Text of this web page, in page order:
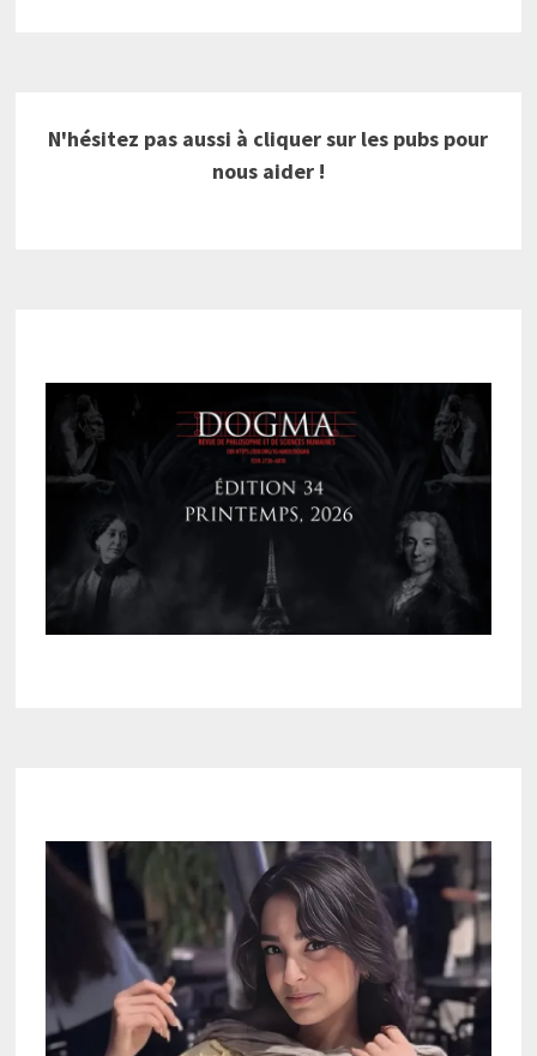
N'hésitez pas aussi à cliquer sur les pubs pour
nous aider !